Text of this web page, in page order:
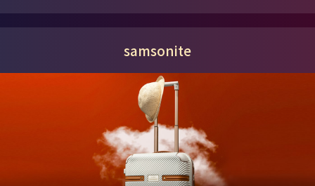
samsonite